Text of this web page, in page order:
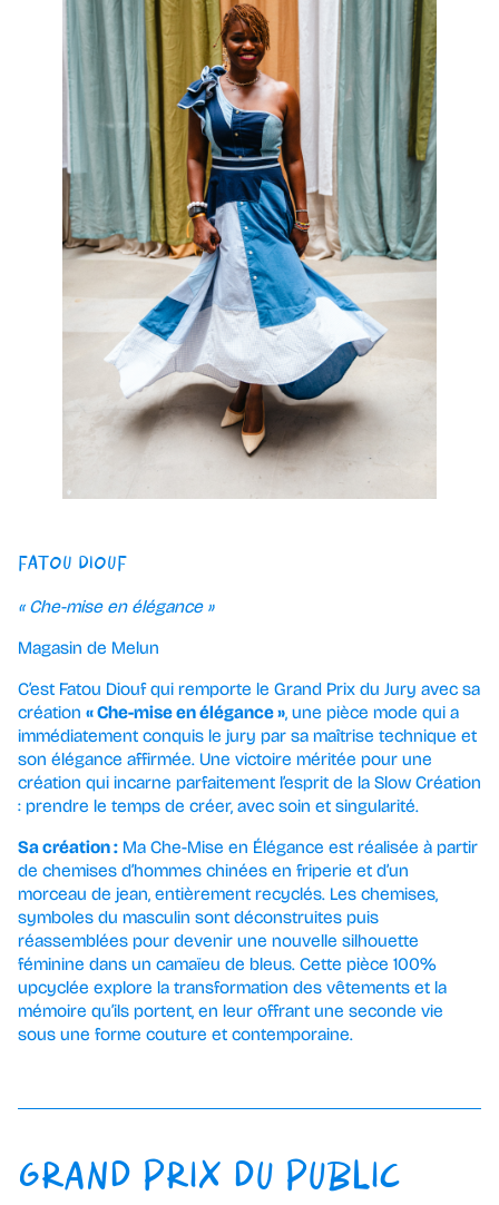
FATOU DIOUF
« Che-mise en élégance »
Magasin de Melun
C’est Fatou Diouf qui remporte le Grand Prix du Jury avec sa
création « Che-mise en élégance », une pièce mode qui a
immédiatement conquis le jury par sa maîtrise technique et
son élégance affirmée. Une victoire méritée pour une
création qui incarne parfaitement l’esprit de la Slow Création
: prendre le temps de créer, avec soin et singularité.
Sa création : Ma Che-Mise en Élégance est réalisée à partir
de chemises d’hommes chinées en friperie et d’un
morceau de jean, entièrement recyclés. Les chemises,
symboles du masculin sont déconstruites puis
réassemblées pour devenir une nouvelle silhouette
féminine dans un camaïeu de bleus. Cette pièce 100%
upcyclée explore la transformation des vêtements et la
mémoire qu’ils portent, en leur offrant une seconde vie
sous une forme couture et contemporaine.
GRAND PRIX DU PUBLIC